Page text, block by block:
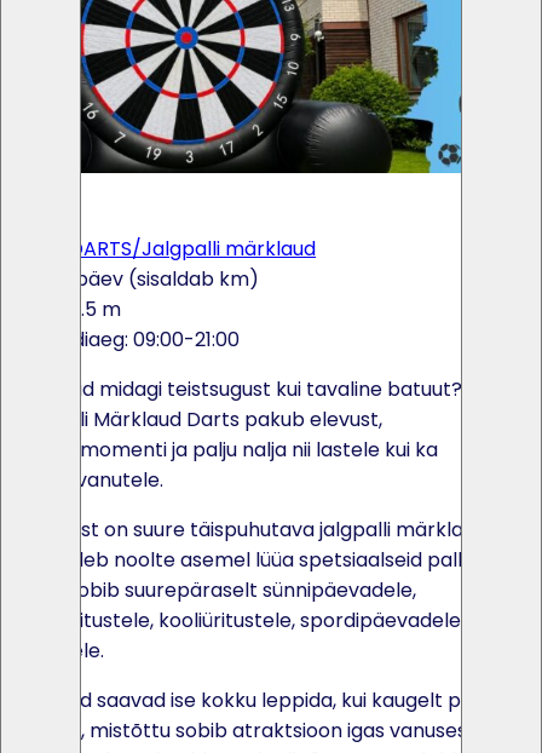
FOOT DARTS/Jalgpalli märklaud
135€ / päev (sisaldab km)
5 x 4.5 m
Rendiaeg: 09:00-21:00
Kas otsid midagi teistsugust kui tavaline batuut?
Jalgpalli Märklaud Darts pakub elevust,
võistlusmomenti ja palju nalja nii lastele kui ka
täiskasvanutele.
Tegemist on suure täispuhutava jalgpalli märklaudaga,
kuhu tuleb noolte asemel lüüa spetsiaalseid palle.
Mäng sobib suurepäraselt sünnipäevadele,
firmaüritustele, kooliüritustele, spordipäevadele ja
laatadele.
Osalejad saavad ise kokku leppida, kui kaugelt palli
lüüakse, mistõttu sobib atraktsioon igas vanuses